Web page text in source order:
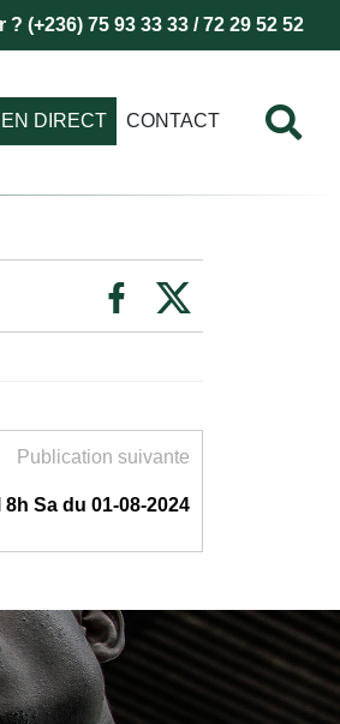
(+236) 75 93 33 33 / 72 29 52 52
DIRECT CONTACT
Publication suivante
Sa du 01-08-2024